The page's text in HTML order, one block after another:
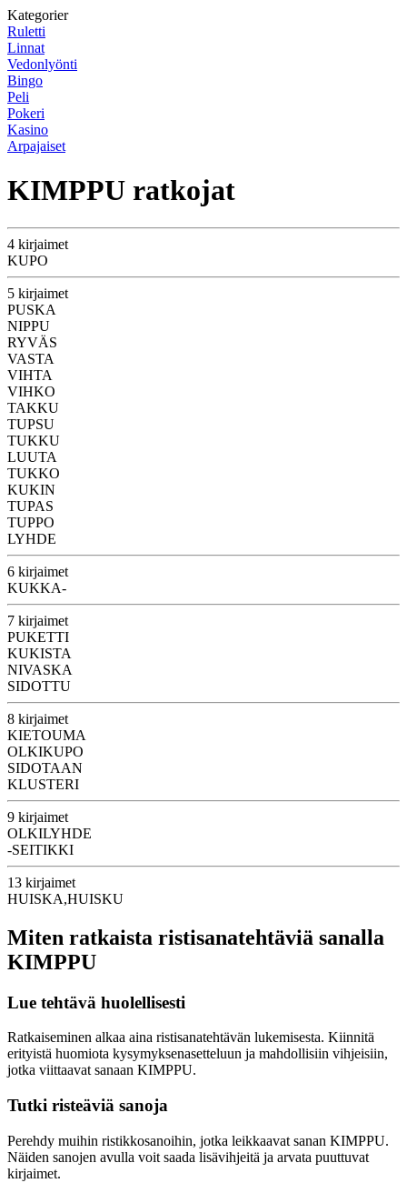
Kategorier
Ruletti
Linnat
Vedonlyönti
Bingo
Peli
Pokeri
Kasino
Arpajaiset
KIMPPU ratkojat
4 kirjaimet
KUPO
5 kirjaimet
PUSKA
NIPPU
RYVÄS
VASTA
VIHTA
VIHKO
TAKKU
TUPSU
TUKKU
LUUTA
TUKKO
KUKIN
TUPAS
TUPPO
LYHDE
6 kirjaimet
KUKKA-
7 kirjaimet
PUKETTI
KUKISTA
NIVASKA
SIDOTTU
8 kirjaimet
KIETOUMA
OLKIKUPO
SIDOTAAN
KLUSTERI
9 kirjaimet
OLKILYHDE
-SEITIKKI
13 kirjaimet
HUISKA,HUISKU
Miten ratkaista ristisanatehtäviä sanalla
KIMPPU
Lue tehtävä huolellisesti
Ratkaiseminen alkaa aina ristisanatehtävän lukemisesta. Kiinnitä
erityistä huomiota kysymyksenasetteluun ja mahdollisiin vihjeisiin,
jotka viittaavat sanaan KIMPPU.
Tutki risteäviä sanoja
Perehdy muihin ristikkosanoihin, jotka leikkaavat sanan KIMPPU.
Näiden sanojen avulla voit saada lisävihjeitä ja arvata puuttuvat
kirjaimet.